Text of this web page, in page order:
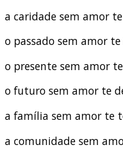
a caridade sem amor
o passado sem amor
o presente sem amor
o futuro sem amor te
a família sem amor te
a comunidade sem